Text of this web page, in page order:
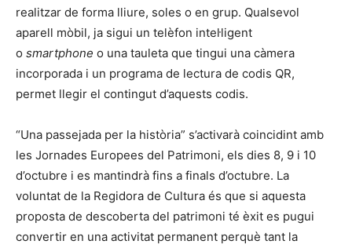
realitzar de forma lliure, soles o en grup. Qualsevol
aparell mòbil, ja sigui un telèfon intel·ligent
o smartphone o una tauleta que tingui una càmera
incorporada i un programa de lectura de codis QR,
permet llegir el contingut d’aquests codis.
“Una passejada per la història” s’activarà coincidint amb
les Jornades Europees del Patrimoni, els dies 8, 9 i 10
d’octubre i es mantindrà fins a finals d’octubre. La
voluntat de la Regidora de Cultura és que si aquesta
proposta de descoberta del patrimoni té èxit es pugui
convertir en una activitat permanent perquè tant la